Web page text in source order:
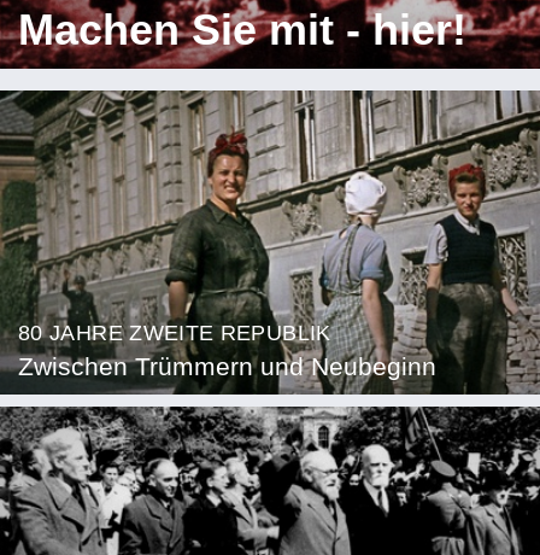
Machen Sie mit - hier!
80 JAHRE ZWEITE REPUBLIK
Zwischen Trümmern und Neubeginn